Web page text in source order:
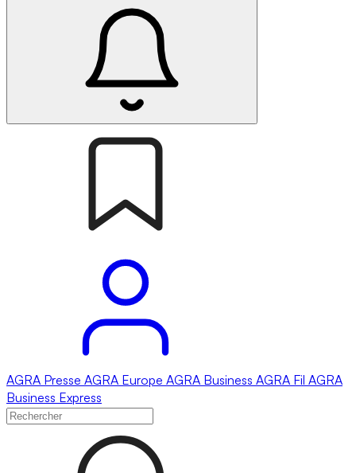
AGRA Presse AGRA Europe AGRA Business AGRA Fil AGRA
Business Express